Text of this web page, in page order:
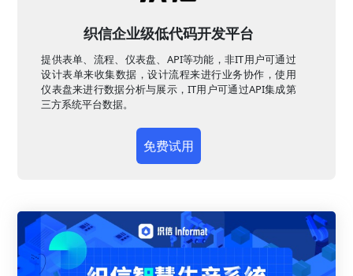
织信企业级低代码开发平台
提供表单、流程、仪表盘、API等功能，非IT用户可通过
设计表单来收集数据，设计流程来进行业务协作，使用
仪表盘来进行数据分析与展示，IT用户可通过API集成第
三方系统平台数据。
免费试用